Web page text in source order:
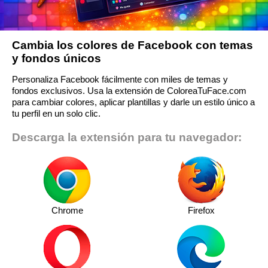
Cambia los colores de Facebook con temas
y fondos únicos
Personaliza Facebook fácilmente con miles de temas y
fondos exclusivos. Usa la extensión de ColoreaTuFace.com
para cambiar colores, aplicar plantillas y darle un estilo único a
tu perfil en un solo clic.
Descarga la extensión para tu navegador:
Chrome Firefox